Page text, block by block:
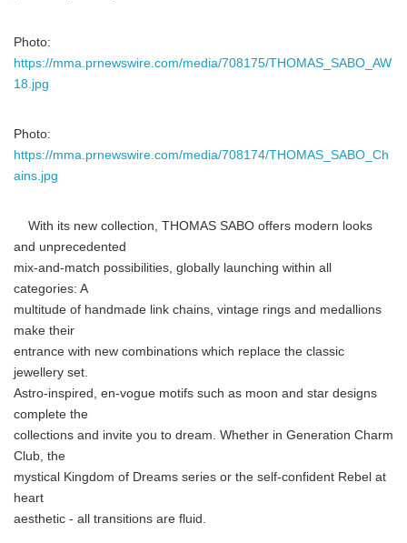
Photo:
https://mma.prnewswire.com/media/708175/THOMAS_SABO_AW
18.jpg
Photo:
https://mma.prnewswire.com/media/708174/THOMAS_SABO_Ch
ains.jpg
With its new collection, THOMAS SABO offers modern looks
and unprecedented
mix-and-match possibilities, globally launching within all
categories: A
multitude of handmade link chains, vintage rings and medallions
make their
entrance with new combinations which replace the classic
jewellery set.
Astro-inspired, en-vogue motifs such as moon and star designs
complete the
collections and invite you to dream. Whether in Generation Charm
Club, the
mystical Kingdom of Dreams series or the self-confident Rebel at
heart
aesthetic - all transitions are fluid.